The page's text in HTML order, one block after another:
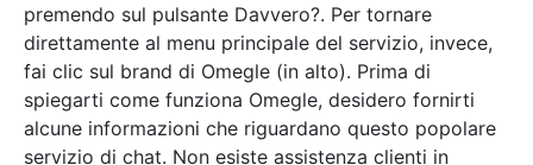
premendo sul pulsante Davvero?. Per tornare
direttamente al menu principale del servizio, invece,
fai clic sul brand di Omegle (in alto). Prima di
spiegarti come funziona Omegle, desidero fornirti
alcune informazioni che riguardano questo popolare
servizio di chat. Non esiste assistenza clienti in